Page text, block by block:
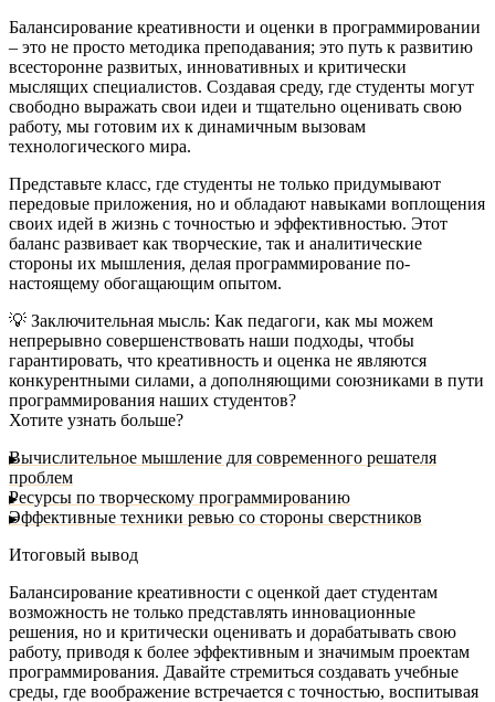
Балансирование креативности и оценки в программировании
– это не просто методика преподавания; это путь к развитию
всесторонне развитых, инновативных и критически
мыслящих специалистов. Создавая среду, где студенты могут
свободно выражать свои идеи и тщательно оценивать свою
работу, мы готовим их к динамичным вызовам
технологического мира.
Представьте класс, где студенты не только придумывают
передовые приложения, но и обладают навыками воплощения
своих идей в жизнь с точностью и эффективностью. Этот
баланс развивает как творческие, так и аналитические
стороны их мышления, делая программирование по-
настоящему обогащающим опытом.
💡 Заключительная мысль: Как педагоги, как мы можем
непрерывно совершенствовать наши подходы, чтобы
гарантировать, что креативность и оценка не являются
конкурентными силами, а дополняющими союзниками в пути
программирования наших студентов?
Хотите узнать больше?
Вычислительное мышление для современного решателя
проблем
Ресурсы по творческому программированию
Эффективные техники ревью со стороны сверстников
Итоговый вывод
Балансирование креативности с оценкой дает студентам
возможность не только представлять инновационные
решения, но и критически оценивать и дорабатывать свою
работу, приводя к более эффективным и значимым проектам
программирования. Давайте стремиться создавать учебные
среды, где воображение встречается с точностью, воспитывая